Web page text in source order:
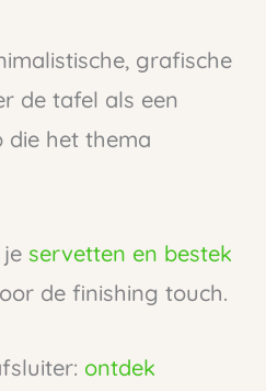
grafische
de tafel als een
het thema
servetten en bestek
de finishing touch.
ontdek